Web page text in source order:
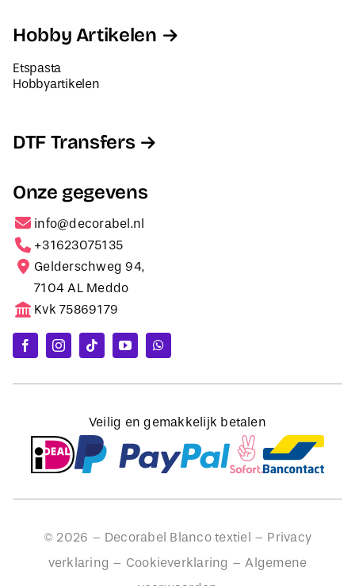
Hobby Artikelen
Etspasta
Hobbyartikelen
DTF Transfers
Onze gegevens
info@decorabel.nl
+31623075135
Gelderschweg 94,
7104 AL Meddo
Kvk 75869179
Veilig en gemakkelijk betalen
© 2026 – Decorabel Blanco textiel – Privacy
verklaring – Cookieverklaring –Algemene